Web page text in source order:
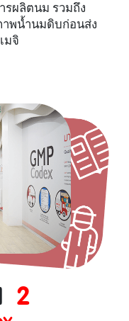
รผลิตนม รวมถึง
พน้ำนมดิบก่อนส่ง
มจิ
2